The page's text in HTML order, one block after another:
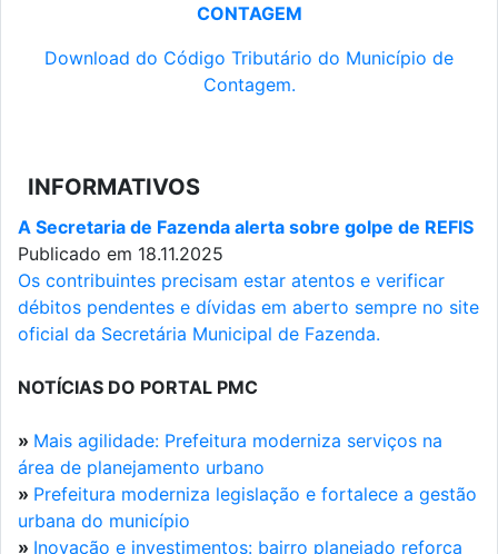
CONTAGEM
Download do Código Tributário do Município de
Contagem.
INFORMATIVOS
A Secretaria de Fazenda alerta sobre golpe de REFIS
Publicado em 18.11.2025
Os contribuintes precisam estar atentos e verificar
débitos pendentes e dívidas em aberto sempre no site
oficial da Secretária Municipal de Fazenda.
NOTÍCIAS DO PORTAL PMC
» Mais agilidade: Prefeitura moderniza serviços na
área de planejamento urbano
» Prefeitura moderniza legislação e fortalece a gestão
urbana do município
» Inovação e investimentos: bairro planejado reforça